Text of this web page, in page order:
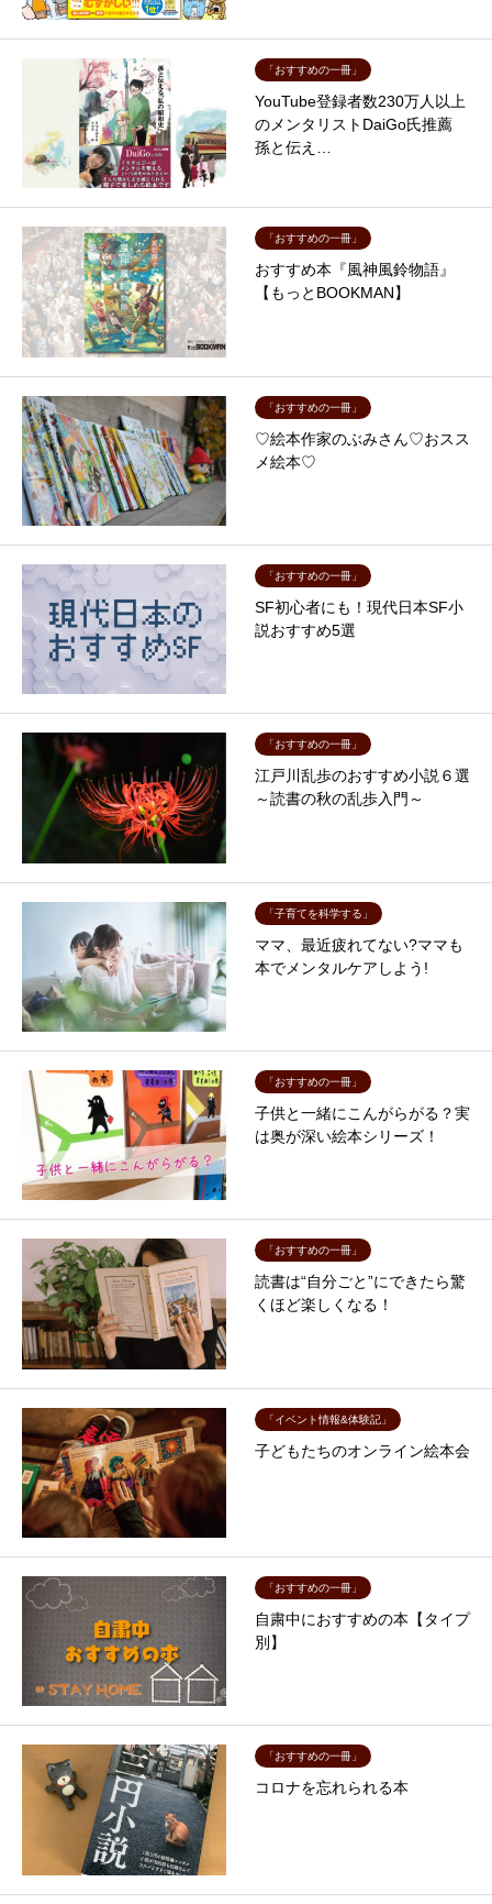
「おすすめの一冊」
YouTube登録者数230万人以上
のメンタリストDaiGo氏推薦
孫と伝え…
「おすすめの一冊」
おすすめ本『風神風鈴物語』
【もっとBOOKMAN】
「おすすめの一冊」
♡絵本作家のぶみさん♡おスス
メ絵本♡
「おすすめの一冊」
SF初心者にも！現代日本SF小
説おすすめ5選
「おすすめの一冊」
江戸川乱歩のおすすめ小説６選
～読書の秋の乱歩入門～
「子育てを科学する」
ママ、最近疲れてない?ママも
本でメンタルケアしよう!
「おすすめの一冊」
子供と一緒にこんがらがる？実
は奥が深い絵本シリーズ！
「おすすめの一冊」
読書は“自分ごと”にできたら驚
くほど楽しくなる！
「イベント情報&体験記」
子どもたちのオンライン絵本会
「おすすめの一冊」
自粛中におすすめの本【タイプ
別】
「おすすめの一冊」
コロナを忘れられる本